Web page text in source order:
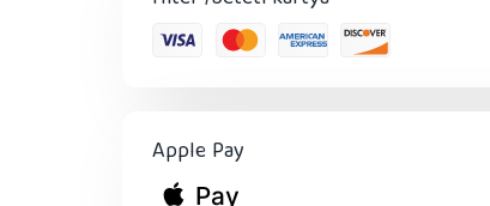
Apple Pay